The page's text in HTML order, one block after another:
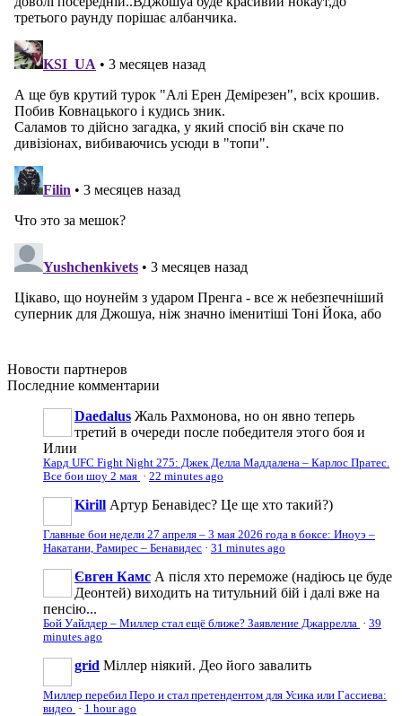
Новости партнеров
Последние комментарии
Daedalus Жаль Рахмонова, но он явно теперь
третий в очереди после победителя этого боя и
Илии
Кард UFC Fight Night 275: Джек Делла Маддалена – Карлос Пратес.
Все бои шоу 2 мая · 22 minutes ago
Kirill Артур Бенавідес? Це ще хто такий?)
Главные бои недели 27 апреля – 3 мая 2026 года в боксе: Иноуэ –
Накатани, Рамирес – Бенавидес · 31 minutes ago
Євген Камс А після хто переможе (надіюсь це буде
Деонтей) виходить на титульний бій і далі вже на
пенсію...
Бой Уайлдер – Миллер стал ещё ближе? Заявление Джаррелла · 39
minutes ago
grid Міллер ніякий. Део його завалить
Миллер перебил Перо и стал претендентом для Усика или Гассиева:
видео · 1 hour ago